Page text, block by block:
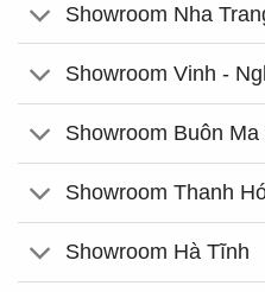
Showroom Nha
Showroom Vinh -
Showroom Buôn Ma
Showroom Thanh
Showroom Hà Tĩnh